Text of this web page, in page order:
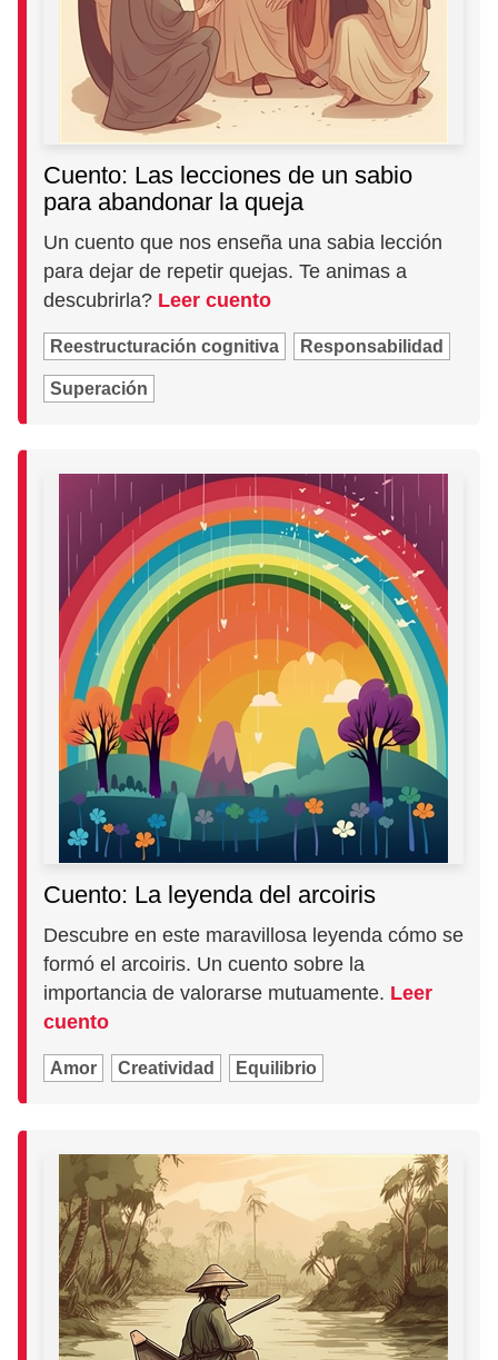
Cuento: Las lecciones de un sabio
para abandonar la queja
Un cuento que nos enseña una sabia lección
para dejar de repetir quejas. Te animas a
descubrirla? Leer cuento
Reestructuración cognitiva Responsabilidad
Superación
Cuento: La leyenda del arcoiris
Descubre en este maravillosa leyenda cómo se
formó el arcoiris. Un cuento sobre la
importancia de valorarse mutuamente. Leer
cuento
Amor Creatividad Equilibrio